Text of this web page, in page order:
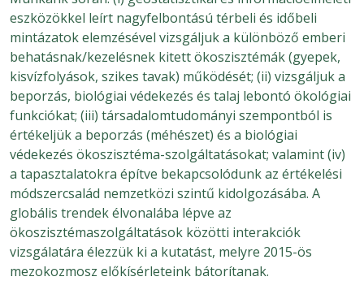
eszközökkel leírt nagyfelbontású térbeli és időbeli
mintázatok elemzésével vizsgáljuk a különböző emberi
behatásnak/kezelésnek kitett ökoszisztémák (gyepek,
kisvízfolyások, szikes tavak) működését; (ii) vizsgáljuk a
beporzás, biológiai védekezés és talaj lebontó ökológiai
funkciókat; (iii) társadalomtudományi szempontból is
értékeljük a beporzás (méhészet) és a biológiai
védekezés ökoszisztéma-szolgáltatásokat; valamint (iv)
a tapasztalatokra építve bekapcsolódunk az értékelési
módszercsalád nemzetközi szintű kidolgozásába. A
globális trendek élvonalába lépve az
ökoszisztémaszolgáltatások közötti interakciók
vizsgálatára élezzük ki a kutatást, melyre 2015-ös
mezokozmosz előkísérleteink bátorítanak.